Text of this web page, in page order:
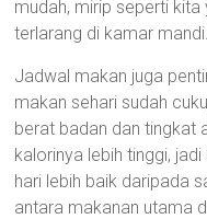
mudah, mirip seperti
terlarang di kamar mandi.
Jadwal makan juga
makan sehari sudah
berat badan dan tingkat
kalorinya lebih tinggi,
hari lebih baik daripada
antara makanan utama